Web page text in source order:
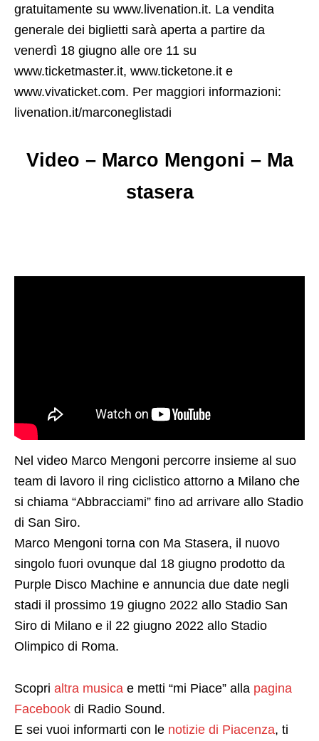
gratuitamente su www.livenation.it. La vendita
generale dei biglietti sarà aperta a partire da
venerdì 18 giugno alle ore 11 su
www.ticketmaster.it, www.ticketone.it e
www.vivaticket.com. Per maggiori informazioni:
livenation.it/marconeglistadi
Video – Marco Mengoni – Ma
stasera
Nel video Marco Mengoni percorre insieme al suo
team di lavoro il ring ciclistico attorno a Milano che
si chiama “Abbracciami” fino ad arrivare allo Stadio
di San Siro.
Marco Mengoni torna con Ma Stasera, il nuovo
singolo fuori ovunque dal 18 giugno prodotto da
Purple Disco Machine e annuncia due date negli
stadi il prossimo 19 giugno 2022 allo Stadio San
Siro di Milano e il 22 giugno 2022 allo Stadio
Olimpico di Roma.
Scopri altra musica e metti “mi Piace” alla pagina
Facebook di Radio Sound.
E sei vuoi informarti con le notizie di Piacenza, ti